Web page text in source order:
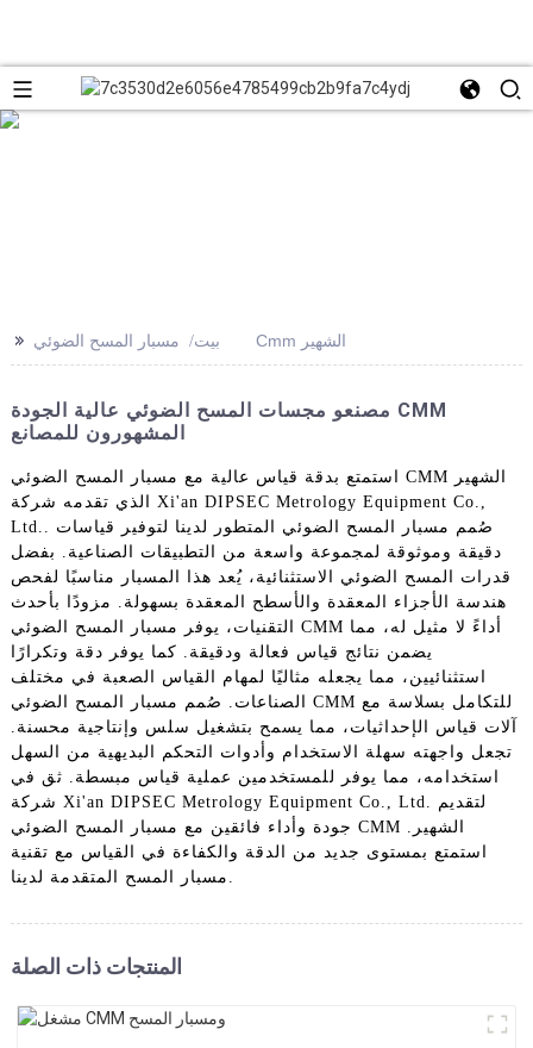
>> بيت مسبار المسح الضوئي Cmm الشهير
مصنعو مجسات المسح الضوئي عالية الجودة CMM
المشهورون للمصانع
استمتع بدقة قياس عالية مع مسبار المسح الضوئي CMM الشهير
الذي تقدمه شركة Xi'an DIPSEC Metrology Equipment Co.,
Ltd.. صُمم مسبار المسح الضوئي المتطور لدينا لتوفير قياسات
دقيقة وموثوقة لمجموعة واسعة من التطبيقات الصناعية. بفضل
قدرات المسح الضوئي الاستثنائية، يُعد هذا المسبار مناسبًا لفحص
هندسة الأجزاء المعقدة والأسطح المعقدة بسهولة. مزودًا بأحدث
التقنيات، يوفر مسبار المسح الضوئي CMM أداءً لا مثيل له، مما
يضمن نتائج قياس فعالة ودقيقة. كما يوفر دقة وتكرارًا
استثنائيين، مما يجعله مثاليًا لمهام القياس الصعبة في مختلف
الصناعات. صُمم مسبار المسح الضوئي CMM للتكامل بسلاسة مع
آلات قياس الإحداثيات، مما يسمح بتشغيل سلس وإنتاجية محسنة.
تجعل واجهته سهلة الاستخدام وأدوات التحكم البديهية من السهل
استخدامه، مما يوفر للمستخدمين عملية قياس مبسطة. ثق في
شركة Xi'an DIPSEC Metrology Equipment Co., Ltd. لتقديم
جودة وأداء فائقين مع مسبار المسح الضوئي CMM الشهير.
استمتع بمستوى جديد من الدقة والكفاءة في القياس مع تقنية
المنتجات ذات الصلة